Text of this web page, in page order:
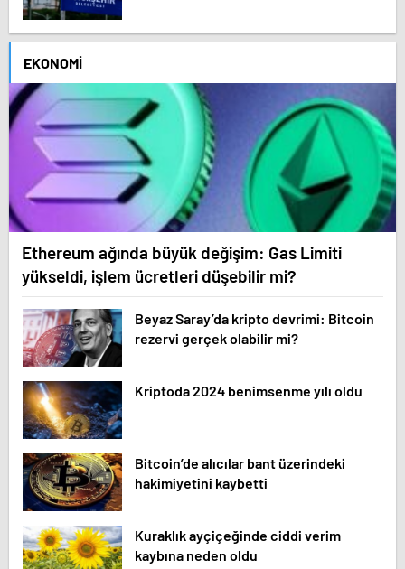
EKONOMI
Ethereum ağında büyük değişim: Gas Limiti
yükseldi, işlem ücretleri düşebilir mi?
Beyaz Saray’da kripto devrimi: Bitcoin
rezervi gerçek olabilir mi?
Kriptoda 2024 benimsenme yılı oldu
Bitcoin’de alıcılar bant üzerindeki
hakimiyetini kaybetti
Kuraklık ayçiçeğinde ciddi verim
kaybına neden oldu